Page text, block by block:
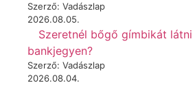
Szerző: Vadászlap
2026.08.05.
Szeretnél bőgő gímbikát látni
bankjegyen?
Szerző: Vadászlap
2026.08.04.